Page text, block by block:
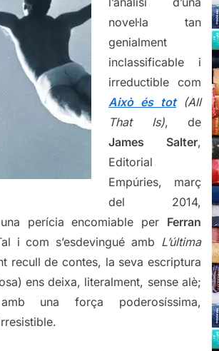
novel·la tan
genialment
inclassificable i
irreductible com
Això és tot (All
That Is), de
James Salter,
Editorial
Empúries, març
del 2014,
perícia encomiable per Ferran
i com s’esdevingué amb L’última
recull de contes, la seva escriptura
ens deixa, literalment, sense alè;
una força poderosíssima,